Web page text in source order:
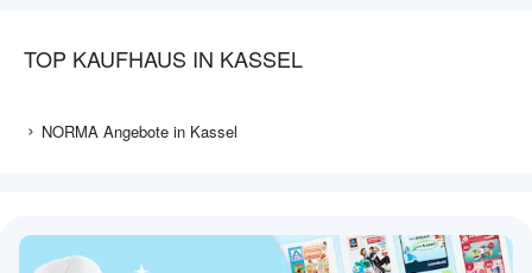
TOP KAUFHAUS IN KASSEL
NORMA Angebote in Kassel